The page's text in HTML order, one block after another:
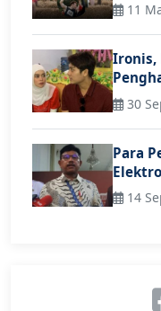
11
Ironis,
30
Para
14